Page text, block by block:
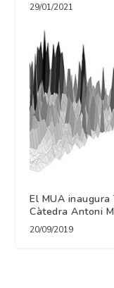
29/01/2021
El MUA inaugura
Càtedra Antoni
20/09/2019